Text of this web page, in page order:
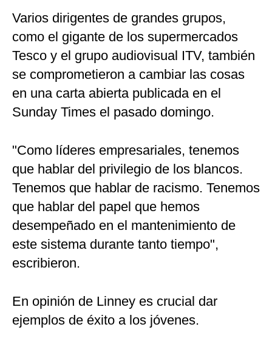
Varios dirigentes de grandes grupos,
como el gigante de los supermercados
Tesco y el grupo audiovisual ITV, también
se comprometieron a cambiar las cosas
en una carta abierta publicada en el
Sunday Times el pasado domingo.
"Como líderes empresariales, tenemos
que hablar del privilegio de los blancos.
Tenemos que hablar de racismo. Tenemos
que hablar del papel que hemos
desempeñado en el mantenimiento de
este sistema durante tanto tiempo",
escribieron.
En opinión de Linney es crucial dar
ejemplos de éxito a los jóvenes.